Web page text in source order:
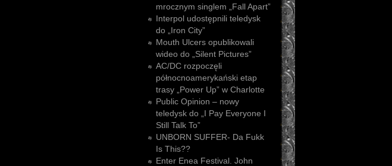
mrocznym singlem „Fall Apart”
Interpol udostępnili teledysk
do „Iron City”
Mouth Ulcers opublikowali
wideo do „Silent Pictures”
AC/DC rozpoczęli
północnoamerykański etap
trasy „Power Up” w Charlotte
Public Opinion – nowy
teledysk do „I Pay Everyone I
Still Talk To”
UNBORN SUFFER- Da Fukk
Is This??
Enter Enea Festival. John